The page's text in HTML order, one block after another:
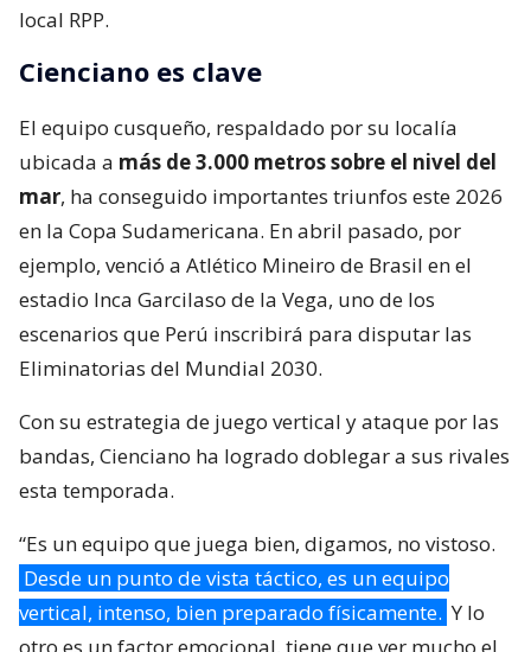
local RPP.
Cienciano es clave
El equipo cusqueño, respaldado por su localía
ubicada a más de 3.000 metros sobre el nivel del
mar, ha conseguido importantes triunfos este 2026
en la Copa Sudamericana. En abril pasado, por
ejemplo, venció a Atlético Mineiro de Brasil en el
estadio Inca Garcilaso de la Vega, uno de los
escenarios que Perú inscribirá para disputar las
Eliminatorias del Mundial 2030.
Con su estrategia de juego vertical y ataque por las
bandas, Cienciano ha logrado doblegar a sus rivales
esta temporada.
“Es un equipo que juega bien, digamos, no vistoso.
Desde un punto de vista táctico, es un equipo
vertical, intenso, bien preparado físicamente. Y lo
otro es un factor emocional, tiene que ver mucho el